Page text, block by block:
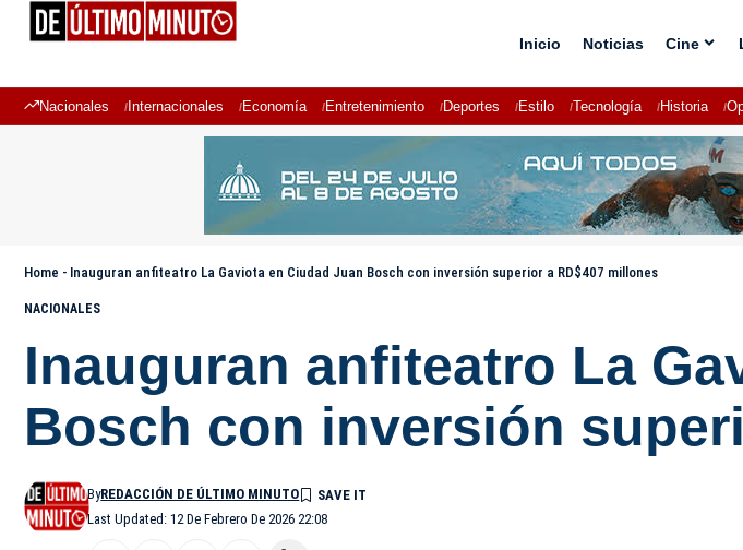
Inicio Noticias Cine
Nacionales Internacionales Economía Entretenimiento Deportes Estilo Tecnología Historia
Home - Inauguran anfiteatro La Gaviota en Ciudad Juan Bosch con inversión superior a RD$407 millones
NACIONALES
Inauguran anfiteatro La
Bosch con inversión
Last Updated: 12 De Febrero De 2026 22:08
ByREDACCIÓN DE ÚLTIMO MINUTO